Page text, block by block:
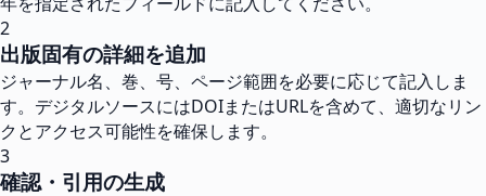
2
出版固有の詳細を追加
ジャーナル名、巻、号、ページ範囲を必要に応じて記入しま
す。デジタルソースにはDOIまたはURLを含めて、適切なリン
クとアクセス可能性を確保します。
3
確認・引用の生成